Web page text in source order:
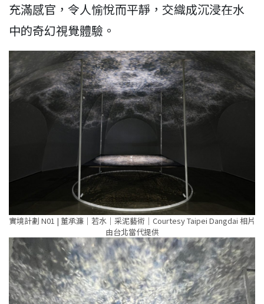
充滿感官，令人愉悅而平靜，交織成沉浸在水
中的奇幻視覺體驗。
實境計劃 N01 | 董承濂｜若水｜采泥藝術｜Courtesy Taipei Dangdai 相片
由台北當代提供